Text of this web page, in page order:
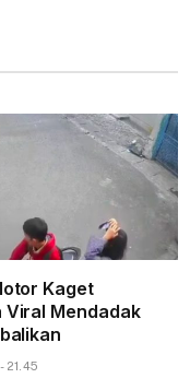
Kaget
Viral Mendadak